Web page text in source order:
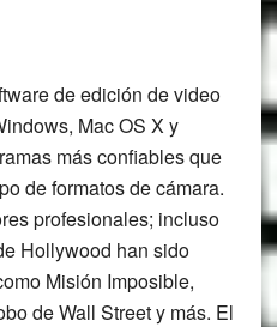
de edición de video
Mac OS X y
más confiables que
de formatos de cámara.
profesionales; incluso
Hollywood han sido
Misión Imposible,
de Wall Street y más. El